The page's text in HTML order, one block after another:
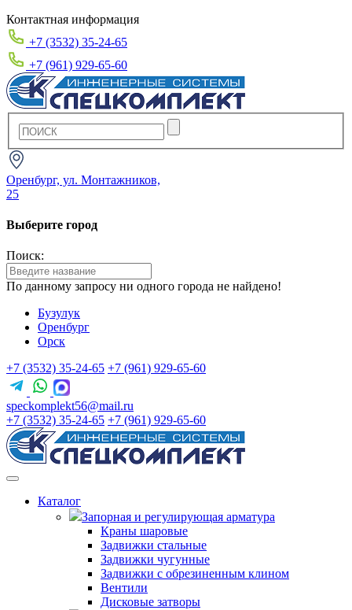
Контактная информация
+7 (3532) 35-24-65
+7 (961) 929-65-60
Оренбург, ул. Монтажников,
25
Выберите город
Поиск:
По данному запросу ни одного города не найдено!
Бузулук
Оренбург
Орск
+7 (3532) 35-24-65 +7 (961) 929-65-60
speckomplekt56@mail.ru
+7 (3532) 35-24-65 +7 (961) 929-65-60
Каталог
Запорная и регулирующая арматура
Краны шаровые
Задвижки стальные
Задвижки чугунные
Задвижки с обрезиненным клином
Вентили
Дисковые затворы